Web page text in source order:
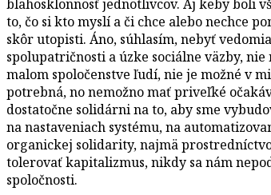
blahosklonnosť jednotlivcov. Aj keby boli
to, čo si kto myslí a či chce alebo nechce
skôr utopisti. Áno, súhlasím, nebyť
spolupatričnosti a úzke sociálne väzby,
malom spoločenstve ľudí, nie je možné v
potrebná, no nemožno mať priveľké
dostatočne solidárni na to, aby sme
na nastaveniach systému, na
organickej solidarity, najmä
tolerovať kapitalizmus, nikdy sa nám
spoločnosti.